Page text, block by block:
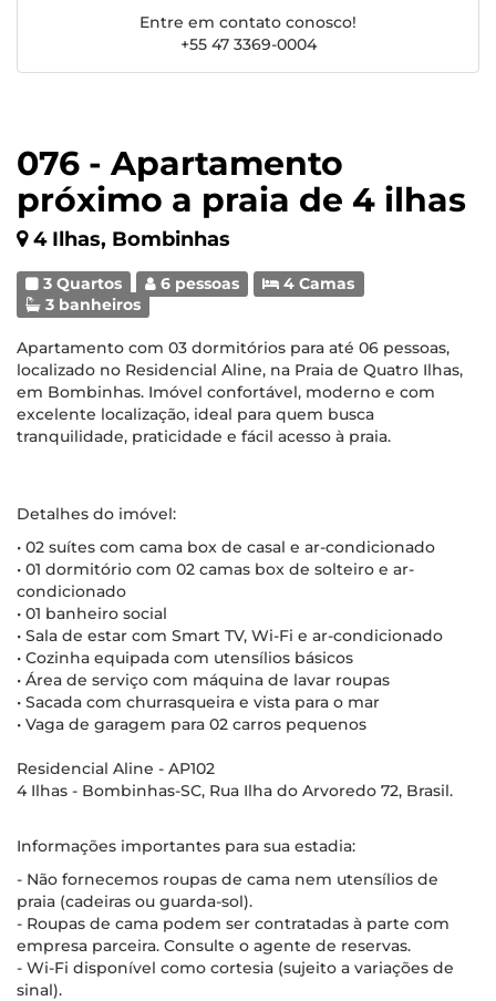
076 - Apartamento
próximo a praia de 4 ilhas
4 Ilhas, Bombinhas
3 Quartos 6 pessoas
4 Camas
3 banheiros
Apartamento com 03 dormitórios para até 06 pessoas,
localizado no Residencial Aline, na Praia de Quatro Ilhas,
em Bombinhas. Imóvel confortável, moderno e com
excelente localização, ideal para quem busca
tranquilidade, praticidade e fácil acesso à praia.
Detalhes do imóvel:
• 02 suítes com cama box de casal e ar-condicionado
• 01 dormitório com 02 camas box de solteiro e ar-
condicionado
• 01 banheiro social
• Sala de estar com Smart TV, Wi-Fi e ar-condicionado
• Cozinha equipada com utensílios básicos
• Área de serviço com máquina de lavar roupas
• Sacada com churrasqueira e vista para o mar
• Vaga de garagem para 02 carros pequenos
Residencial Aline - AP102
4 Ilhas - Bombinhas-SC, Rua Ilha do Arvoredo 72, Brasil.
Informações importantes para sua estadia:
- Não fornecemos roupas de cama nem utensílios de
praia (cadeiras ou guarda-sol).
- Roupas de cama podem ser contratadas à parte com
empresa parceira. Consulte o agente de reservas.
- Wi-Fi disponível como cortesia (sujeito a variações de
sinal).
Entre em contato conosco!
+55 47 3369-0004